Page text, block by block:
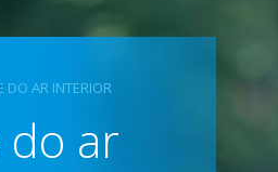
DO AR INTERIOR
do ar